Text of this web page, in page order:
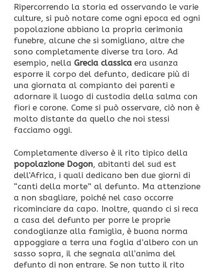
Ripercorrendo la storia ed osservando le varie
culture, si può notare come ogni epoca ed ogni
popolazione abbiano la propria cerimonia
funebre, alcune che si somigliano, altre che
sono completamente diverse tra loro. Ad
esempio, nella Grecia classica era usanza
esporre il corpo del defunto, dedicare più di
una giornata al compianto dei parenti e
adornare il luogo di custodia della salma con
fiori e corone. Come si può osservare, ciò non è
molto distante da quello che noi stessi
facciamo oggi.
Completamente diverso è il rito tipico della
popolazione Dogon, abitanti del sud est
dell’Africa, i quali dedicano ben due giorni di
“canti della morte” al defunto. Ma attenzione
a non sbagliare, poiché nel caso occorre
ricominciare da capo. Inoltre, quando ci si reca
a casa del defunto per porre le proprie
condoglianze alla famiglia, è buona norma
appoggiare a terra una foglia d’albero con un
sasso sopra, il che segnala all’anima del
defunto di non entrare. Se non tutto il rito